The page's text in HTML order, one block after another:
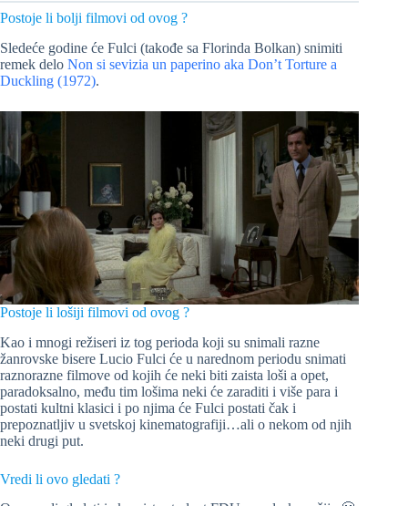
Postoje li bolji filmovi od ovog ?
Sledeće godine će Fulci (takođe sa Florinda Bolkan) snimiti
remek delo Non si sevizia un paperino aka Don’t Torture a
Duckling (1972).
Postoje li lošiji filmovi od ovog ?
Kao i mnogi režiseri iz tog perioda koji su snimali razne
žanrovske bisere Lucio Fulci će u narednom periodu snimati
raznorazne filmove od kojih će neki biti zaista loši a opet,
paradoksalno, među tim lošima neki će zaraditi i više para i
postati kultni klasici i po njima će Fulci postati čak i
prepoznatljiv u svetskoj kinematografiji…ali o nekom od njih
neki drugi put.
Vredi li ovo gledati ?